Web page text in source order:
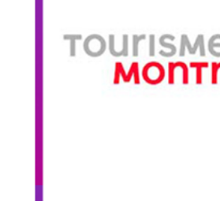
Pour la campagne web de
Mexique, nous avons effectué